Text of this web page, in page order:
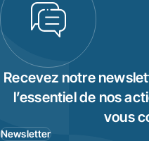
Recevez notre
l’essentiel de nos
vous
Newsletter